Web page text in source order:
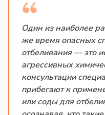
Один из наиболее
же время опасных
отбеливания — это
агрессивных
консультации
прибегают к
или соды для